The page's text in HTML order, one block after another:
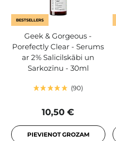
BESTSELLERS
Geek & Gorgeous -
Porefectly Clear - Serums
ar 2% Salicilskābi un
Sarkozīnu - 30ml
90
10,50 €
PIEVIENOT GROZAM